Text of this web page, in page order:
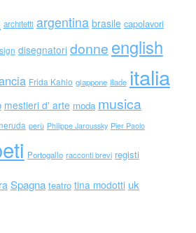
architetti argentina brasile capolavori
disegnatori donne english
Frida Kahlo giappone iliade italia
mestieri d' arte moda musica
perù Philippe Jaroussky Pier Paolo
Portogallo racconti brevi registi
Spagna teatro tina modotti uk